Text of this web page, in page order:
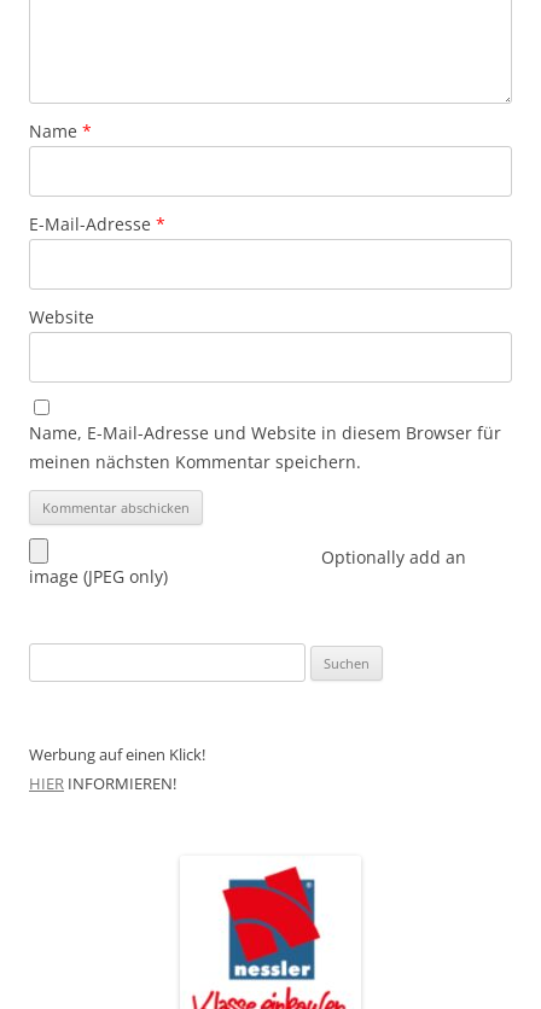
Name *
E-Mail-Adresse *
Website
Name, E-Mail-Adresse und Website in diesem Browser für
meinen nächsten Kommentar speichern.
Optionally add an
image (JPEG only)
nach:
Werbung auf einen Klick!
HIER INFORMIEREN!